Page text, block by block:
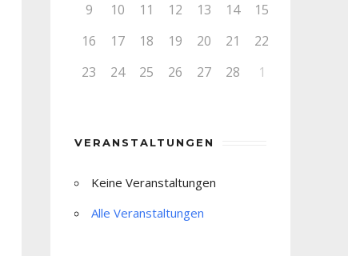
9
10 11 12 13 14
15
16
17 18 19 20 21
22
23
24 25 26 27 28 1
VERANSTALTUNGEN
Keine Veranstaltungen
Alle Veranstaltungen